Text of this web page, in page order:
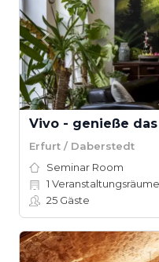
Vivo - genieße
Erfurt / Daberstedt
Seminar Room
1 Veranstaltungsräume
25 Gäste